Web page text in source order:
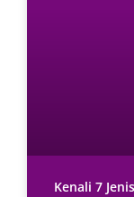
Kenali 7